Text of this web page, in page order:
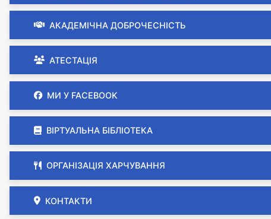
АКАДЕМІЧНА ДОБРОЧЕСНІСТЬ
АТЕСТАЦІЯ
МИ У FACEBOOK
ВІРТУАЛЬНА БІБЛІОТЕКА
ОРГАНІЗАЦІЯ ХАРЧУВАННЯ
КОНТАКТИ